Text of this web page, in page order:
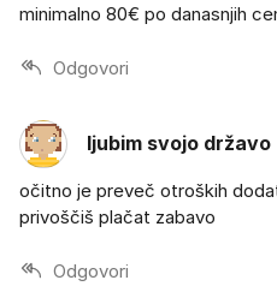
minimalno 80€ po danasnjih
Odgovori
ljubim svojo državo
očitno je preveč otroških
privoščiš plačat zabavo
Odgovori